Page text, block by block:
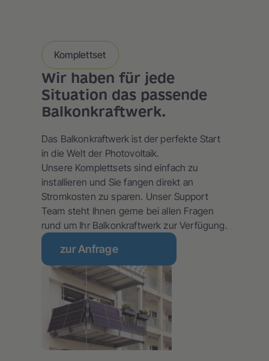
Komplettset
Wir haben für jede
Situation das passende
Balkonkraftwerk.
Das Balkonkraftwerk ist der perfekte Start
in die Welt der Photovoltaik.
Unsere Komplettsets sind einfach zu
installieren und Sie fangen direkt an
Stromkosten zu sparen. Unser Support
Team steht Ihnen gerne bei allen Fragen
rund um Ihr Balkonkraftwerk zur Verfügung.
zur Anfrage